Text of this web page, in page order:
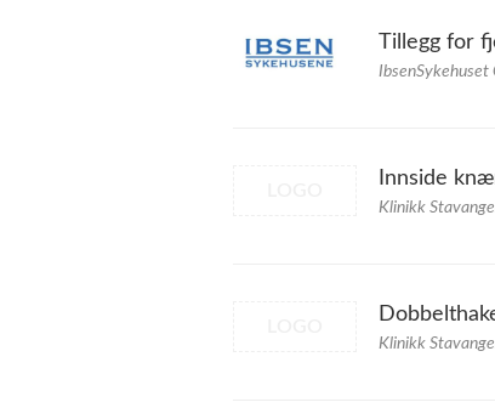
Tillegg for
IbsenSykehuset
Innside
Klinikk
Klinikk